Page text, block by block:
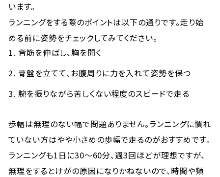
います。
ランニングをする際のポイントは以下の通りです。走り始
める前に姿勢をチェックしてみてください。
背筋を伸ばし、胸を開く
骨盤を立てて、お腹周りに力を入れて姿勢を保つ
腕を振りながら苦しくない程度のスピードで走る
歩幅は無理のない幅で問題ありません。ランニングに慣れ
ていない方はやや小さめの歩幅で走るのがおすすめです。
ランニングも1日に30～60分、週3回ほどが理想ですが、
無理をするとけがの原因になりかねないので、時間や頻